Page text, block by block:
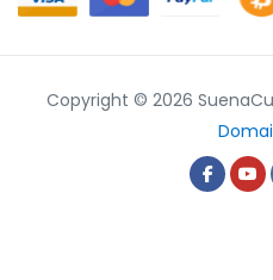
Copyright © 2026